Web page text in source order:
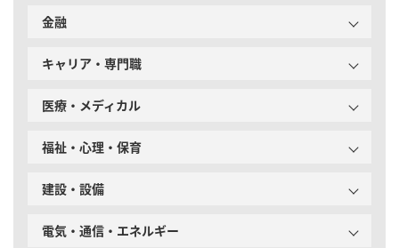
金融
キャリア・専門職
医療・メディカル
福祉・心理・保育
建設・設備
電気・通信・エネルギー